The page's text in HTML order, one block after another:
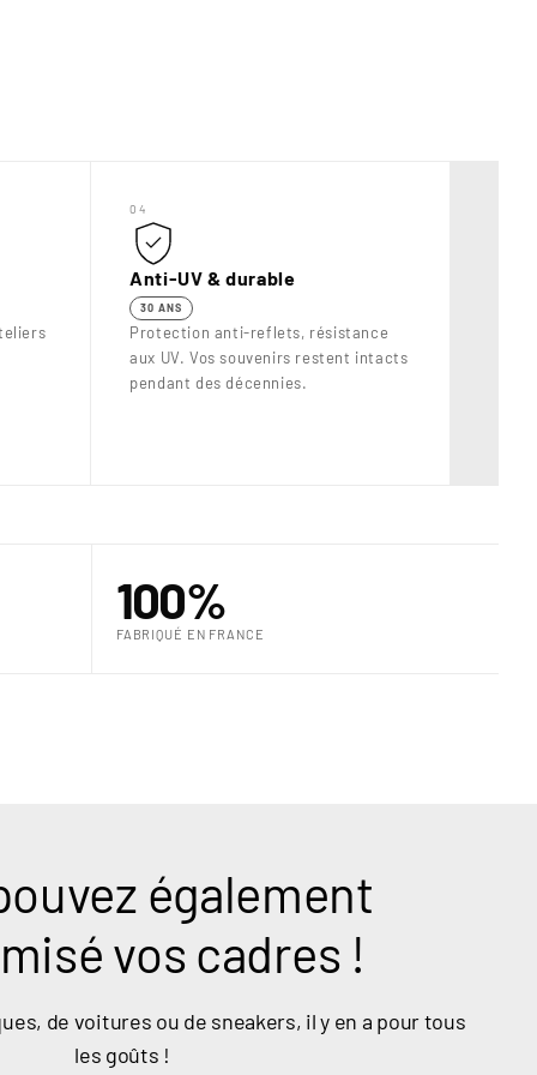
04
Anti-UV & durable
30 ANS
Protection anti-reflets, résistance
aux UV. Vos souvenirs restent intacts
pendant des décennies.
100%
FABRIQUÉ EN FRANCE
également
vos cadres !
de voitures ou de sneakers, il y en a pour tous
les goûts !